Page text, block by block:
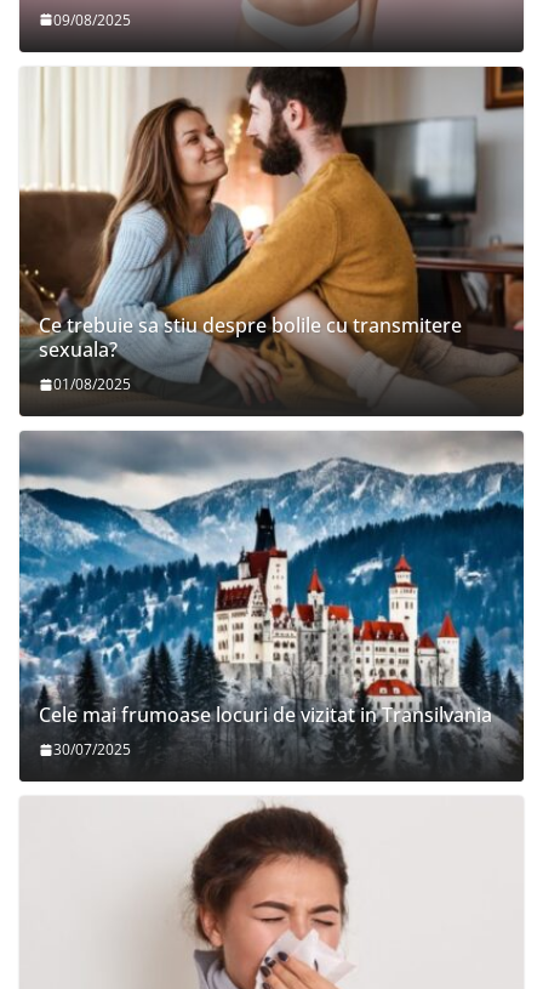
09/08/2025
Ce trebuie sa stiu despre bolile cu transmitere
sexuala?
01/08/2025
Cele mai frumoase locuri de vizitat in Transilvania
30/07/2025